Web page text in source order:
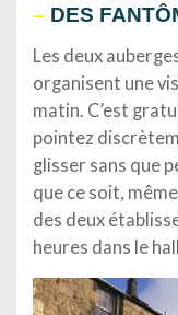
– DES
Les deux
organisent une
matin. C’est
pointez
glisser sans que
que ce soit,
des deux
heures dans le